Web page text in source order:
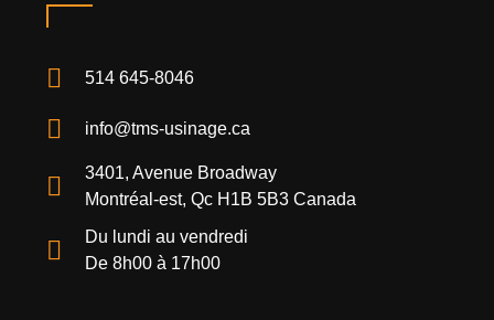
514 645-8046
info@tms-usinage.ca
3401, Avenue Broadway
Montréal-est, Qc H1B 5B3 Canada
Du lundi au vendredi
De 8h00 à 17h00